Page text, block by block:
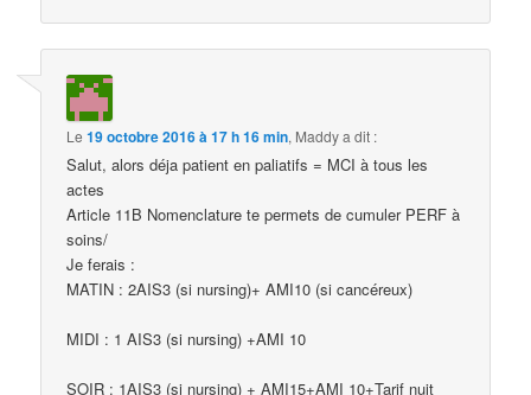
Le19 octobre 2016 à 17 h 16 min, Maddya dit :
Salut, alors déja patient en paliatifs = MCI à tous les
actes
Article 11B Nomenclature te permets de cumuler PERF à
soins/
Je ferais :
MATIN : 2AIS3 (si nursing)+ AMI10 (si cancéreux)
MIDI : 1 AIS3 (si nursing) +AMI 10
SOIR : 1AIS3 (si nursing) + AMI15+AMI 10+Tarif nuit